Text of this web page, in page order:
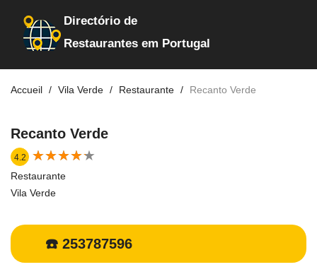
Directório de
Restaurantes em Portugal
Accueil Vila Verde Restaurante Recanto Verde
Recanto Verde
4.2 ★★★★★
★★★★★
Restaurante
Vila Verde
☎️ 253787596